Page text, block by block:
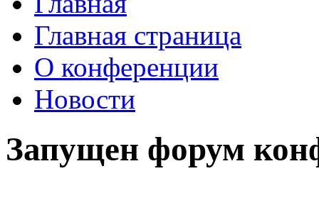
Главная страница
О конференции
Новости
Запущен форум